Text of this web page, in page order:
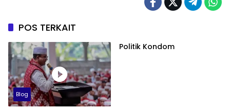
POS TERKAIT
Blog
Politik Kondom